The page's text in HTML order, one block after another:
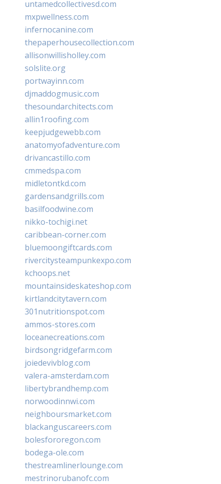
untamedcollectivesd.com
mxpwellness.com
infernocanine.com
thepaperhousecollection.com
allisonwillisholley.com
solslite.org
portwayinn.com
djmaddogmusic.com
thesoundarchitects.com
allin1roofing.com
keepjudgewebb.com
anatomyofadventure.com
drivancastillo.com
cmmedspa.com
midletontkd.com
gardensandgrills.com
basilfoodwine.com
nikko-tochigi.net
caribbean-corner.com
bluemoongiftcards.com
rivercitysteampunkexpo.com
kchoops.net
mountainsideskateshop.com
kirtlandcitytavern.com
301nutritionspot.com
ammos-stores.com
loceanecreations.com
birdsongridgefarm.com
joiedevivblog.com
valera-amsterdam.com
libertybrandhemp.com
norwoodinnwi.com
neighboursmarket.com
blackanguscareers.com
bolesfororegon.com
bodega-ole.com
thestreamlinerlounge.com
mestrinorubanofc.com